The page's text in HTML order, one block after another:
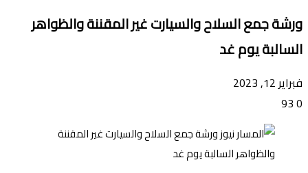
ورشة جمع السلاح والسيارت غير المقننة والظواهر
السالبة يوم غد
فبراير 12, 2023
0